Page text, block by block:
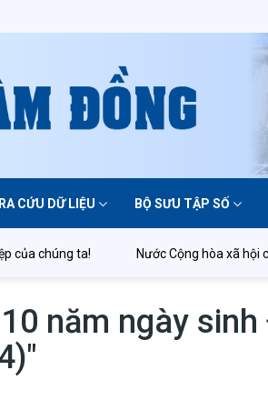
CỨU DỮ LIỆU BỘ SƯU TẬP SỐ
chúng ta! Nước Cộng hòa xã hội
năm ngày